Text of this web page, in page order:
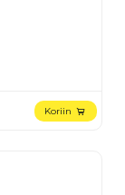
Koriin